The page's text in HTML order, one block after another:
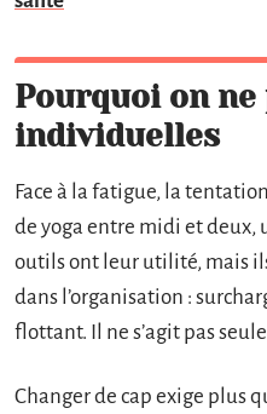
Pourquoi on
individuelles
Face à la fatigue, la
de yoga entre midi et deux,
outils ont leur utilité, mais
dans l’organisation :
flottant. Il ne s’agit pas
Changer de cap exige plus